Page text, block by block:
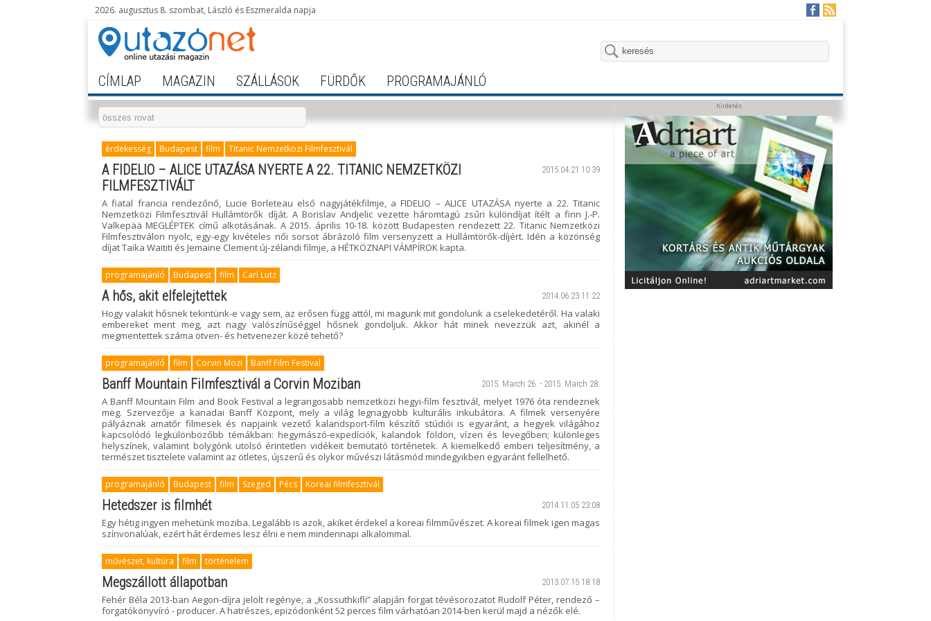
2026. augusztus 8. szombat, László és Eszmeralda napja
CÍMLAP MAGAZIN SZÁLLÁSOK FÜRDŐK PROGRAMAJÁNLÓ
érdekesség Budapest film Titanic Nemzetközi Filmfesztivál
2015.04.21 10:39
A FIDELIO – ALICE UTAZÁSA NYERTE A 22. TITANIC NEMZETKÖZI
FILMFESZTIVÁLT
A fiatal francia rendezőnő, Lucie Borleteau első nagyjátékfilmje, a FIDELIO – ALICE UTAZÁSA nyerte a 22. Titanic
Nemzetközi Filmfesztivál Hullámtörők díját. A Borislav Andjelic vezette háromtagú zsűri különdíjat ítélt a finn J.-P.
Valkepää MEGLÉPTEK című alkotásának. A 2015. április 10-18. között Budapesten rendezett 22. Titanic Nemzetközi
Filmfesztiválon nyolc, egy-egy kivételes női sorsot ábrázoló film versenyzett a Hullámtörők-díjért. Idén a közönség
díjat Taika Waititi és Jemaine Clement új-zélandi filmje, a HÉTKÖZNAPI VÁMPÍROK kapta.
programajánló Budapest film Carl Lutz
2014.06.23 11:22
A hős, akit elfelejtettek
Hogy valakit hősnek tekintünk-e vagy sem, az erősen függ attól, mi magunk mit gondolunk a cselekedetéről. Ha valaki
embereket ment meg, azt nagy valószínűséggel hősnek gondoljuk. Akkor hát minek nevezzük azt, akinél a
megmentettek száma ötven- és hetvenezer közé tehető?
programajánló film Corvin Mozi Banff Film Festival
2015. March 26. - 2015. March 28.
Banff Mountain Filmfesztivál a Corvin Moziban
A Banff Mountain Film and Book Festival a legrangosabb nemzetközi hegyi-film fesztivál, melyet 1976 óta rendeznek
meg. Szervezője a kanadai Banff Központ, mely a világ legnagyobb kulturális inkubátora. A filmek versenyére
pályáznak amatőr filmesek és napjaink vezető kalandsport-film készítő stúdiói is egyaránt, a hegyek világához
kapcsolódó legkülönbözőbb témákban: hegymászó-expedíciók, kalandok földön, vízen és levegőben; különleges
helyszínek, valamint bolygónk utolsó érintetlen vidékeit bemutató történetek. A kiemelkedő emberi teljesítmény, a
természet tisztelete valamint az ötletes, újszerű és olykor művészi látásmód mindegyikben egyaránt fellelhető.
programajánló Budapest film Szeged Pécs Koreai filmfesztivál
2014.11.05 23:08
Hetedszer is filmhét
Egy hétig ingyen mehetünk moziba. Legalább is azok, akiket érdekel a koreai filmművészet. A koreai filmek igen magas
színvonalúak, ezért hát érdemes lesz élni e nem mindennapi alkalommal.
művészet, kultúra film történelem
2013.07.15 18:18
Megszállott állapotban
Fehér Béla 2013-ban Aegon-díjra jelölt regénye, a „Kossuthkifli” alapján forgat tévésorozatot Rudolf Péter, rendező –
forgatókönyvíró - producer. A hatrészes, epizódonként 52 perces film várhatóan 2014-ben kerül majd a nézők elé.
hirdetés